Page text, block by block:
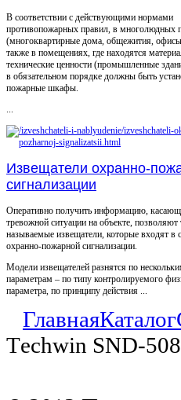
В соответствии с действующими нормами
противопожарных правил, в многолюдных
(многоквартирные дома, общежития,
также в помещениях, где находятся
технические ценности (промышленные
в обязательном порядке должны быть
пожарные шкафы.
Извещатели охранно-
сигнализации
Оперативно получить информацию,
тревожной ситуации на объекте, позволяют
называемые извещатели, которые входят в
охранно-пожарной сигнализации.
Модели извещателей разнятся по
параметрам – по типу контролируемого
параметра, по принципу действия ...
ГлавнаяКаталог
Tеchwin SND-